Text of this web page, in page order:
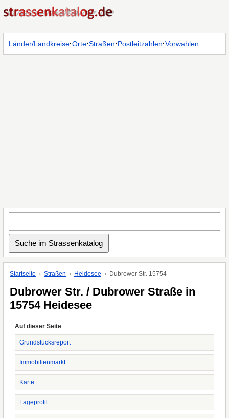
Länder/Landkreise·Orte·Straßen·Postleitzahlen·Vorwahlen
Startseite Straßen Heidesee Dubrower Str. 15754
Dubrower Str. / Dubrower Straße in
15754 Heidesee
Auf dieser Seite
Grundstücksreport
Immobilienmarkt
Karte
Lageprofil